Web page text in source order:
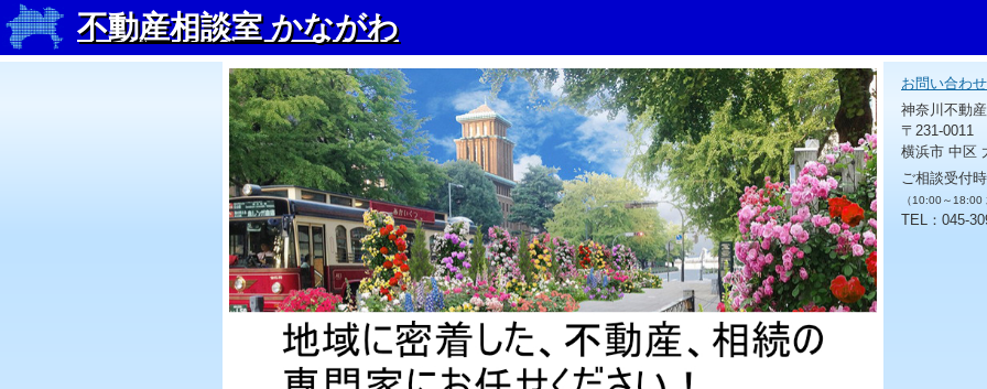
不動産相談室 かながわ
お問い合わせ
神奈川不動
〒231-0011
横浜市 中区
ご相談受付
（10:00～18:00
TEL：045-